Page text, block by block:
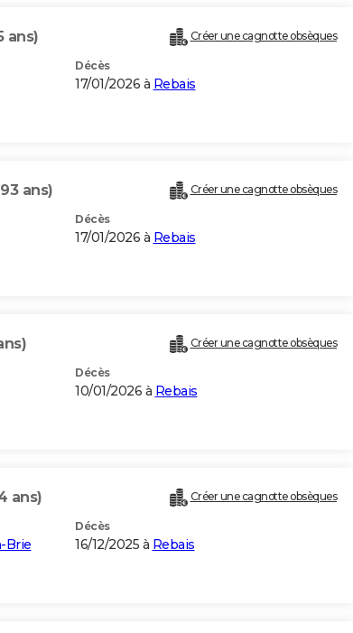
ans) Créer une cagnotte obsèques
Décès
17/01/2026 à Rebais
ans) Créer une cagnotte obsèques
Décès
17/01/2026 à Rebais
Créer une cagnotte obsèques
Décès
10/01/2026 à Rebais
ans) Créer une cagnotte obsèques
Brie
Décès
16/12/2025 à Rebais